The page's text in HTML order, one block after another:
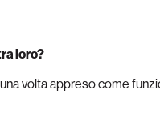
loro?
volta appreso come